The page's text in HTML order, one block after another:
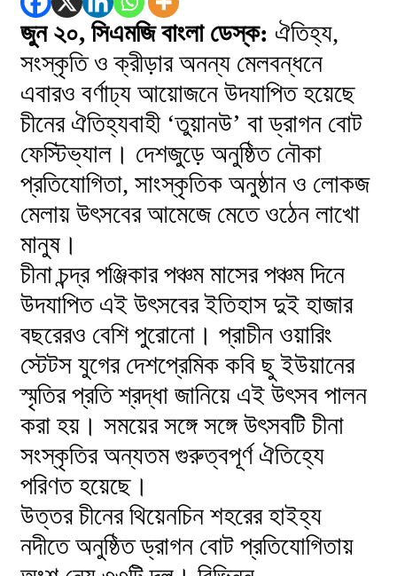
জুন ২০, সিএমজি বাংলা ডেস্ক: ঐতিহ্য,
সংস্কৃতি ও ক্রীড়ার অনন্য মেলবন্ধনে
এবারও বর্ণাঢ্য আয়োজনে উদযাপিত হয়েছে
চীনের ঐতিহ্যবাহী ‘তুয়ানউ’ বা ড্রাগন বোট
ফেস্টিভ্যাল। দেশজুড়ে অনুষ্ঠিত নৌকা
প্রতিযোগিতা, সাংস্কৃতিক অনুষ্ঠান ও লোকজ
মেলায় উৎসবের আমেজে মেতে ওঠেন লাখো
মানুষ।
চীনা চন্দ্র পঞ্জিকার পঞ্চম মাসের পঞ্চম দিনে
উদযাপিত এই উৎসবের ইতিহাস দুই হাজার
বছরেরও বেশি পুরোনো। প্রাচীন ওয়ারিং
স্টেটস যুগের দেশপ্রেমিক কবি ছু ইউয়ানের
স্মৃতির প্রতি শ্রদ্ধা জানিয়ে এই উৎসব পালন
করা হয়। সময়ের সঙ্গে সঙ্গে উৎসবটি চীনা
সংস্কৃতির অন্যতম গুরুত্বপূর্ণ ঐতিহ্যে
পরিণত হয়েছে।
উত্তর চীনের থিয়েনচিন শহরের হাইহ্য
নদীতে অনুষ্ঠিত ড্রাগন বোট প্রতিযোগিতায়